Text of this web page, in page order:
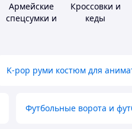
Армейские
спецсумки и
Кроссовки и
кеды
K-pop руми костюм для
Футбольные ворота и